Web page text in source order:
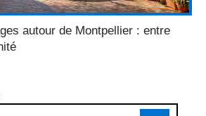
autour de Montpellier : entre